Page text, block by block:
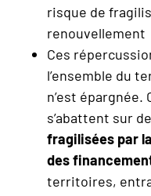
risque de
renouvellement
Ces
l’ensemble du
n’est épargnée.
s’abattent sur
fragilisées par
des
territoires,